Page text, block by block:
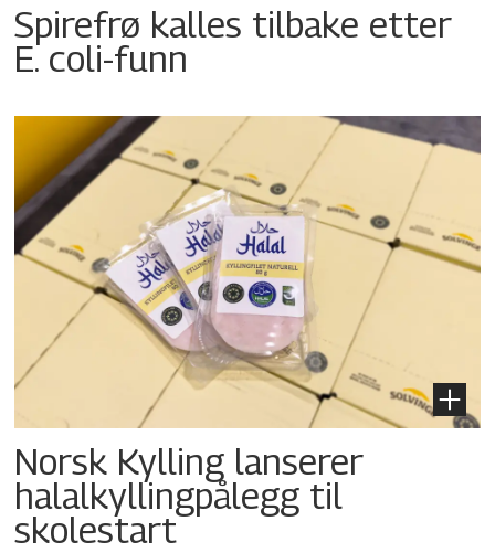
Spirefrø kalles tilbake etter
E. coli-funn
Norsk Kylling lanserer
halalkyllingpålegg til
skolestart